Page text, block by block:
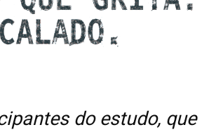
do estudo, que